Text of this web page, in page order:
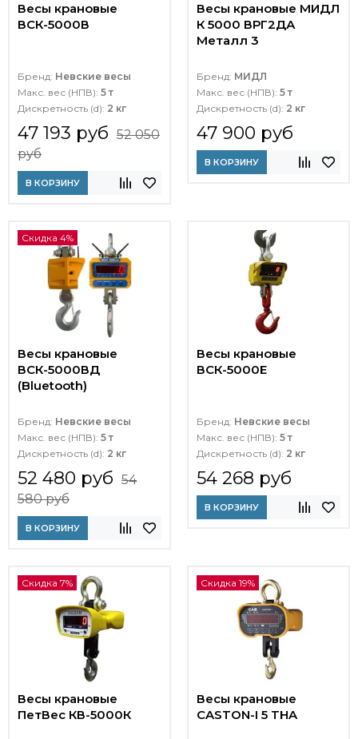
Весы крановые
ВСК-5000В
Бренд: Невские весы
Макс. вес (НПВ): 5 т
Дискретность (d): 2 кг
47 193 руб 52 050
руб
В КОРЗИНУ
Весы крановые МИДЛ
К 5000 ВРГ2ДА
Металл 3
Бренд: МИДЛ
Макс. вес (НПВ): 5 т
Дискретность (d): 2 кг
47 900 руб
В КОРЗИНУ
Скидка 4%
Весы крановые
ВСК-5000ВД
(Bluetooth)
Бренд: Невские весы
Макс. вес (НПВ): 5 т
Дискретность (d): 2 кг
52 480 руб 54
580 руб
В КОРЗИНУ
Весы крановые
ВСК-5000Е
Бренд: Невские весы
Макс. вес (НПВ): 5 т
Дискретность (d): 2 кг
54 268 руб
В КОРЗИНУ
Скидка 7%
Весы крановые
ПетВес КВ-5000К
Скидка 19%
Весы крановые
CASTON-I 5 THA